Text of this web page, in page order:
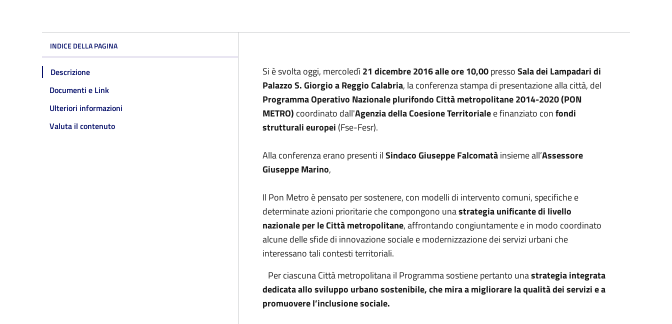
INDICE DELLA PAGINA
Descrizione
Documenti e Link
Ulteriori informazioni
Valuta il contenuto
Si è svolta oggi, mercoledì21 dicembre 2016 alle ore 10,00pressoSala dei Lampadari di
Palazzo S. Giorgio a Reggio Calabria, la conferenza stampa di presentazione alla città, del
Programma Operativo Nazionale plurifondo Città metropolitane 2014-2020 (PON
METRO) coordinato dall'Agenzia della Coesione Territorialee finanziato confondi
strutturali europei (Fse-Fesr).
Alla conferenza erano presenti ilSindaco Giuseppe Falcomatàinsieme all’Assessore
Giuseppe Marino,
Il Pon Metro è pensato per sostenere, con modelli di intervento comuni, specifiche e
determinate azioni prioritarie che compongono unastrategia unificante di livello
nazionale per le Città metropolitane, affrontando congiuntamente e in modo coordinato
alcune delle sfide di innovazione sociale e modernizzazione dei servizi urbani che
interessano tali contesti territoriali.
Per ciascuna Città metropolitana il Programma sostiene pertanto unastrategia integrata
dedicata allo sviluppo urbano sostenibile, che mira a migliorare la qualità dei servizi e a
promuovere l’inclusione sociale.